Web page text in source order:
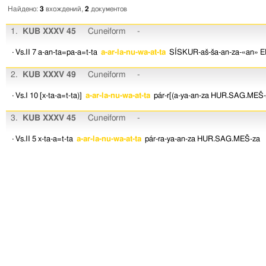
Найдено: 3 вхождений, 2 документов
1. KUB XXXV 45 Cuneiform -
· Vs.II 7 a-an-ta=pa-a=t-ta a-ar-la-nu-wa-at-ta SÍSKUR-aš-ša-an-za-«an»
2. KUB XXXV 49 Cuneiform -
· Vs.I 10 [x-ta-a=t-ta)] a-ar-la-nu-wa-at-ta pár-r[(a-ya-an-za
3. KUB XXXV 45 Cuneiform -
· Vs.II 5 x-ta-a=t-ta a-ar-la-nu-wa-at-ta pár-ra-ya-an-za HUR.SAG.MEŠ-za